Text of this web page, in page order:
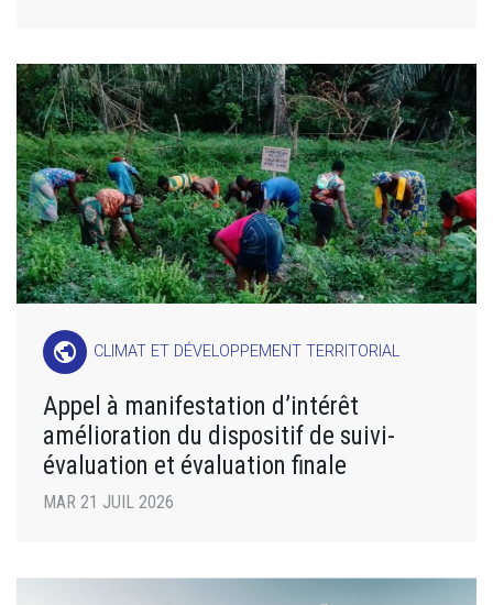
public CLIMAT ET DÉVELOPPEMENT TERRITORIAL
Appel à manifestation d’intérêt
amélioration du dispositif de suivi-
évaluation et évaluation finale
MAR 21 JUIL 2026